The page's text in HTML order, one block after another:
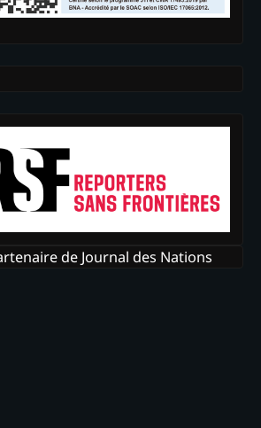
de Journal des Nations